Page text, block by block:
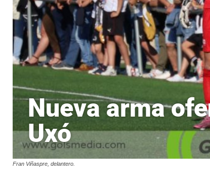
Nueva arma
Uxó
Fran Viñaspre, delantero.